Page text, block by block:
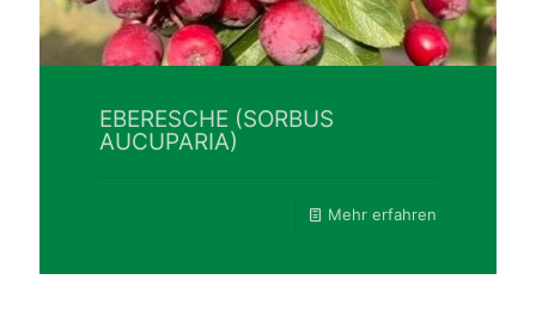
EBERESCHE (SORBUS
AUCUPARIA)
Mehr erfahren